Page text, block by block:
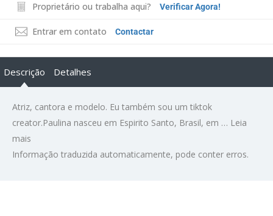
Proprietário ou trabalha aqui? Verificar Agora!
Entrar em contato Contactar
Descrição Detalhes
Atriz, cantora e modelo. Eu também sou um tiktok
creator.Paulina nasceu em Espirito Santo, Brasil, em … Leia
mais
Informação traduzida automaticamente, pode conter erros.